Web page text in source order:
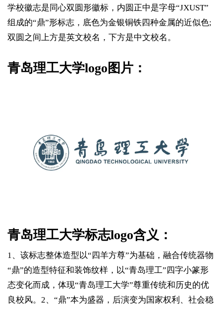
学校徽志是同心双圆形徽标，内圆正中是字母“JXUST”
组成的“鼎”形标志，底色为金银铜铁四种金属的近似色;
双圆之间上方是英文校名，下方是中文校名。
青岛理工大学logo图片：
青岛理工大学标志logo含义：
1、该标志整体造型以“四羊方尊”为基础，融合传统器物
“鼎”的造型特征和装饰纹样，以“青岛理工”四字小篆形
态变化而成，体现“青岛理工大学”尊重传统和历史的优
良校风。2、“鼎”本为盛器，后演变为国家权利、社会稳